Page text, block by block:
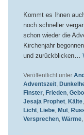
Kommt es Ihnen
noch schneller
schon wieder die
Kirchenjahr
und zurückblicken…
Veröffentlicht unter
Adventszeit,
Finster, Frieden,
Jesaja Prophet, Kälte,
Licht, Liebe, Mut,
Versprechen, Wärme,